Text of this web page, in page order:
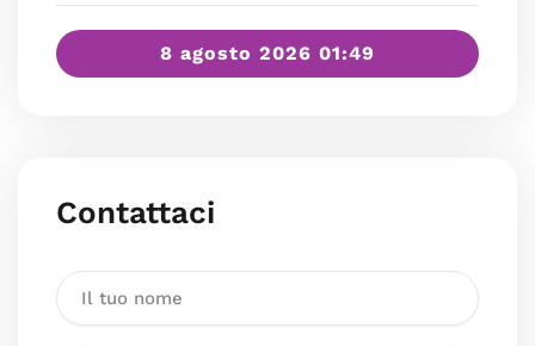
8 agosto 2026 01:49
Contattaci